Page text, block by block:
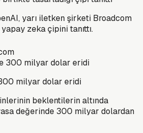
yarı iletken şirketi Broadcom
zeka çipini tanıttı.
milyar dolar eridi
beklentilerin altında
değerinde 300 milyar dolardan